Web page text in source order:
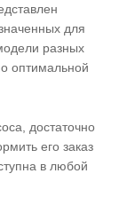
для
разных
оптимальной
достаточно
его заказ
в любой